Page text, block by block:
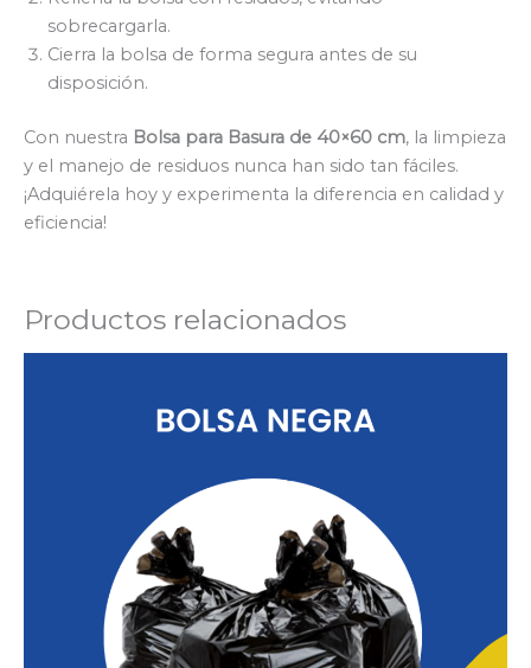
sobrecargarla.
Cierra la bolsa de forma segura antes de su
disposición.
Con nuestra Bolsa para Basura de 40×60 cm, la limpieza
y el manejo de residuos nunca han sido tan fáciles.
¡Adquiérela hoy y experimenta la diferencia en calidad y
eficiencia!
Productos relacionados